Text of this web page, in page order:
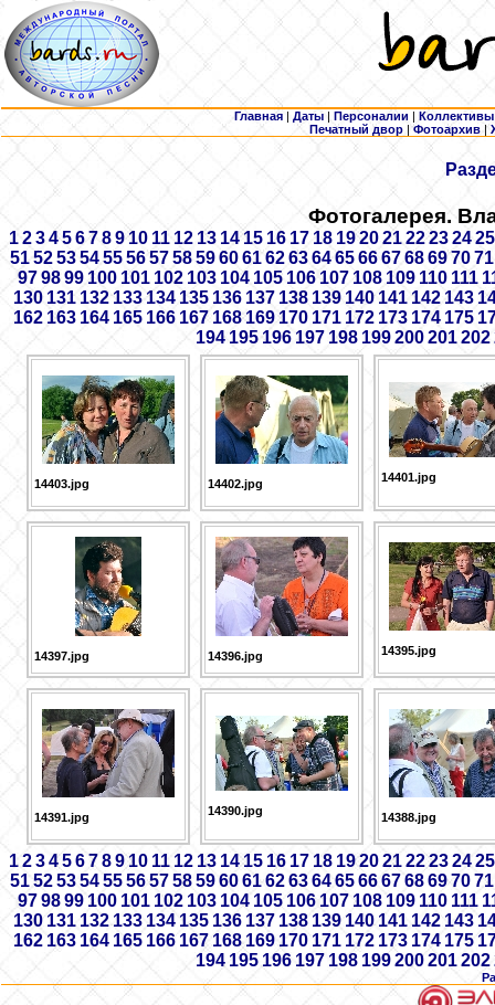
Главная | Даты | Персоналии | Коллективы
Печатный двор |Фотоархив |
Фотогалерея.
1 2 3 45 6 7 8 9 10 11 12 13 1415 16 17 18 19 20 21 22 23 24 25
51 52 53 54 55 56 57 58 59 60 61 62 63 64 65 66 67 68 6970 71
97 98 99 100 101 102 103 104 105 106 107 108 109 110 111
130 131 132133 134 135 136 137 138 139 140 141 142 143
162 163 164 165 166 167 168 169 170 171 172 173 174 175
194 195 196 197 198 199200201202
14403.jpg 14402.jpg 14401.jpg
14397.jpg 14396.jpg 14395.jpg
14391.jpg 14390.jpg 14388.jpg
1 2 3 4 5 6 7 8 9 10 11 12 13 1415 16 17 18 19 20 21 22 23 24 25
51 52 53 54 55 56 57 58 59 60 61 62 63 64 65 66 67 68 6970 71
97 98 99 100 101 102 103 104 105 106 107 108 109 110 111
130 131 132133 134 135 136 137 138 139 140 141 142 143
162 163 164 165 166 167 168 169 170 171 172 173 174 175
194 195 196 197 198 199200201202